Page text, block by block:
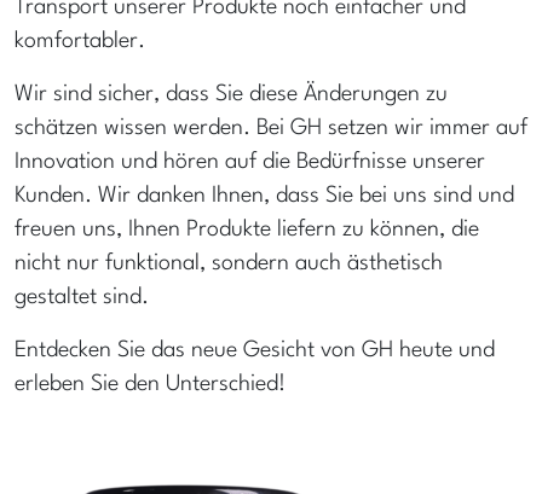
Transport unserer Produkte noch einfacher und
komfortabler.
Wir sind sicher, dass Sie diese Änderungen zu
schätzen wissen werden. Bei GH setzen wir immer auf
Innovation und hören auf die Bedürfnisse unserer
Kunden. Wir danken Ihnen, dass Sie bei uns sind und
freuen uns, Ihnen Produkte liefern zu können, die
nicht nur funktional, sondern auch ästhetisch
gestaltet sind.
Entdecken Sie das neue Gesicht von GH heute und
erleben Sie den Unterschied!